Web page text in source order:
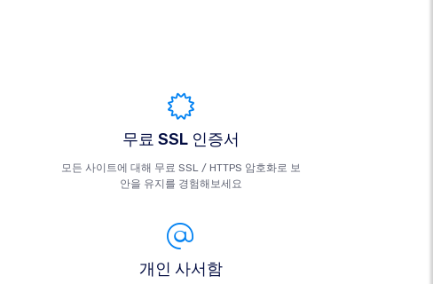
무료 SSL 인증서
모든 사이트에 대해 무료 SSL / HTTPS 암호화로 보
안을 유지를 경험해보세요
개인 사서함